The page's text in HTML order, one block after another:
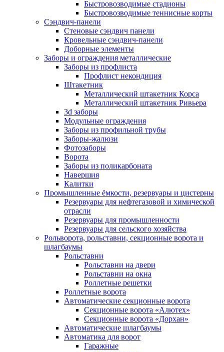
Быстровозводимые стадионы
Быстровозводимые теннисные корты
Сэндвич-панели
Стеновые сэндвич панели
Кровельные сэндвич-панели
Доборные элементы
Заборы и ограждения металлические
Заборы из профлиста
Профлист некондиция
Штакетник
Металлический штакетник Корса
Металлический штакетник Ривьера
3d заборы
Модульные ограждения
Заборы из профильной трубы
Заборы-жалюзи
Фотозаборы
Ворота
Заборы из поликарбоната
Навершия
Калитки
Промышленные ёмкости, резервуары и цистерны
Резервуары для нефтегазовой и химической
отрасли
Резервуары для промышленности
Резервуары для сельского хозяйства
Рольворота, рольставни, секционные ворота и
шлагбаумы
Рольставни
Рольставни на двери
Рольставни на окна
Роллетные решетки
Роллетные ворота
Автоматические секционные ворота
Секционные ворота «Алютех»
Секционные ворота «Дорхан»
Автоматические шлагбаумы
Автоматика для ворот
Гаражные